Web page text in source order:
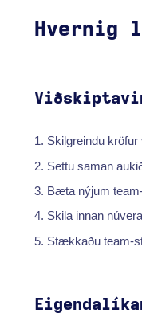
Hvernig
Skilgreindu
Settu saman
Bæta nýjum
Skila innan
Stækkaðu team-